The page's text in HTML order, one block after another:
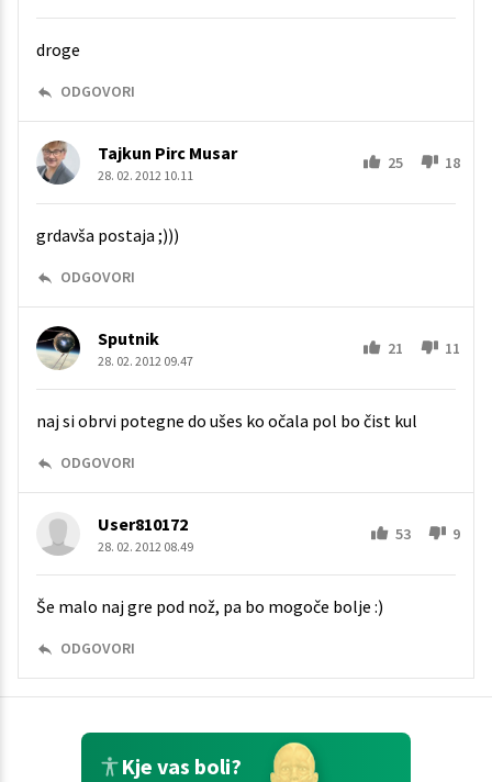
droge
ODGOVORI
Tajkun Pirc Musar
28. 02. 2012 10.11
25 18
grdavša postaja ;)))
ODGOVORI
Sputnik
28. 02. 2012 09.47
21 11
naj si obrvi potegne do ušes ko očala pol bo čist kul
ODGOVORI
User810172
28. 02. 2012 08.49
53 9
Še malo naj gre pod nož, pa bo mogoče bolje :)
ODGOVORI
Kje vas boli?